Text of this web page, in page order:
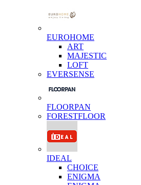
EUROHOME
ART
MAJESTIC
LOFT
EVERSENSE
FLOORPAN
FORESTFLOOR
IDEAL
CHOICE
ENIGMA